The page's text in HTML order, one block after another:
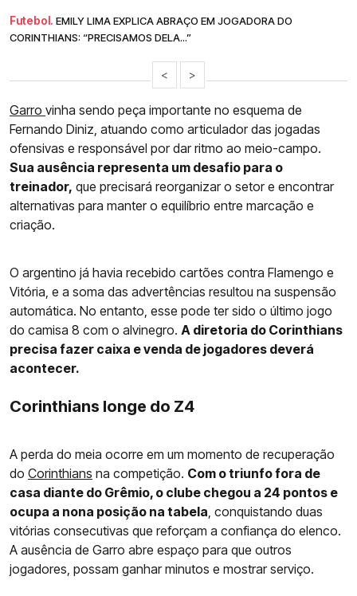
Futebol. EMILY LIMA EXPLICA ABRAÇO EM JOGADORA DO
CORINTHIANS: “PRECISAMOS DELA...”
< >
Garro vinha sendo peça importante no esquema de
Fernando Diniz, atuando como articulador das jogadas
ofensivas e responsável por dar ritmo ao meio-campo.
Sua ausência representa um desafio para o
treinador, que precisará reorganizar o setor e encontrar
alternativas para manter o equilíbrio entre marcação e
criação.
O argentino já havia recebido cartões contra Flamengo e
Vitória, e a soma das advertências resultou na suspensão
automática. No entanto, esse pode ter sido o último jogo
do camisa 8 com o alvinegro. A diretoria do Corinthians
precisa fazer caixa e venda de jogadores deverá
acontecer.
Corinthians longe do Z4
A perda do meia ocorre em um momento de recuperação
do Corinthians na competição. Com o triunfo fora de
casa diante do Grêmio, o clube chegou a 24 pontos e
ocupa a nona posição na tabela , conquistando duas
vitórias consecutivas que reforçam a confiança do elenco.
A ausência de Garro abre espaço para que outros
jogadores, possam ganhar minutos e mostrar serviço.